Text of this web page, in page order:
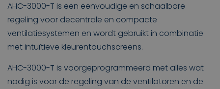
AHC-3000-T is een eenvoudige en schaalbare
regeling voor decentrale en compacte
ventilatiesystemen en wordt gebruikt in combinatie
met intuïtieve kleurentouchscreens.
AHC-3000-T is voorgeprogrammeerd met alles wat
nodig is voor de regeling van de ventilatoren en de